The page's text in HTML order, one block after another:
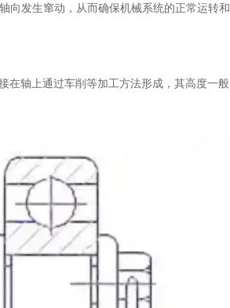
向发生窜动，从而确保机械系统的正常运转和
在轴上通过车削等加工方法形成，其高度一般